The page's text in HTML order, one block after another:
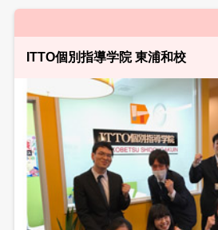
ITTO個別指導学院 東浦和校